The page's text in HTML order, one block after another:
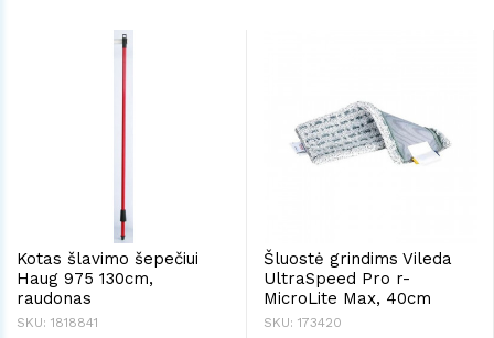
Kotas šlavimo šepečiui
Haug 975 130cm,
raudonas
SKU: 1818841
Šluostė grindims Vileda
UltraSpeed Pro r-
MicroLite Max, 40cm
SKU: 173420